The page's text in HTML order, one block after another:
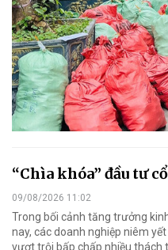
“Chìa khóa” đầu tư
09/08/2026 11:02
Trong bối cảnh tăng trưởng
nay, các doanh nghiệp niêm
vượt trội bấp chấp nhiều thách